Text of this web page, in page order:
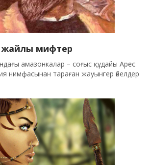
жайлы мифтер
амазонкалар – соғыс құдайы Арес
нимфасынан тараған жауынгер әйелдер